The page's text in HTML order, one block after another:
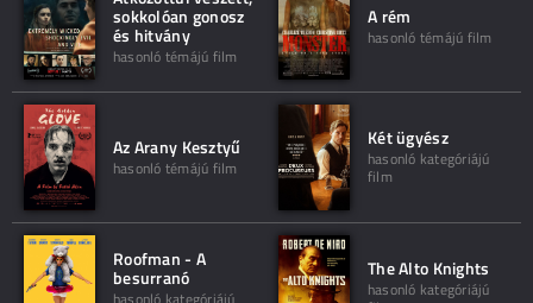
sokkolóan gonosz
és hitvány
hasonló témájú film
A rém
hasonló témájú film
Az Arany Kesztyű
hasonló témájú film
Két ügyész
hasonló kategóriájú
film
Roofman - A
besurranó The Alto Knights
hasonló kategóriájú